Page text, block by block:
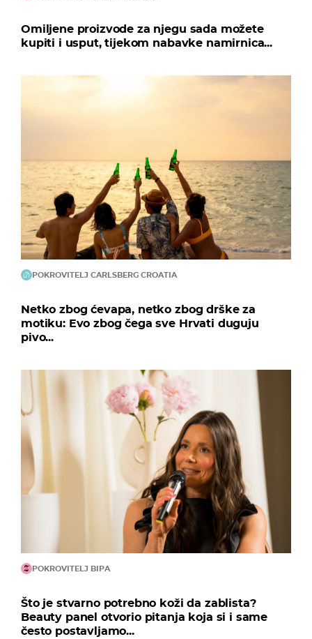
Omiljene proizvode za njegu sada možete
kupiti i usput, tijekom nabavke namirnica...
POKROVITELJ CARLSBERG CROATIA
Netko zbog ćevapa, netko zbog drške za
motiku: Evo zbog čega sve Hrvati duguju
pivo...
POKROVITELJ BIPA
Što je stvarno potrebno koži da zablista?
Beauty panel otvorio pitanja koja si i same
često postavljamo...